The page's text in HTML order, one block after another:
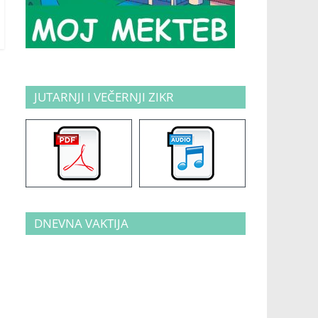
JUTARNJI I VEČERNJI ZIKR
DNEVNA VAKTIJA